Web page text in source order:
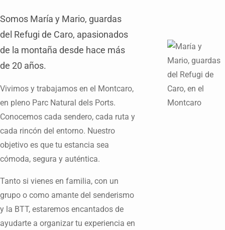
Somos María y Mario, guardas
del Refugi de Caro, apasionados
de la montaña desde hace más
de 20 años.
Vivimos y trabajamos en el Montcaro,
en pleno Parc Natural dels Ports.
Conocemos cada sendero, cada ruta y
cada rincón del entorno. Nuestro
objetivo es que tu estancia sea
cómoda, segura y auténtica.
Tanto si vienes en familia, con un
grupo o como amante del senderismo
y la BTT, estaremos encantados de
ayudarte a organizar tu experiencia en